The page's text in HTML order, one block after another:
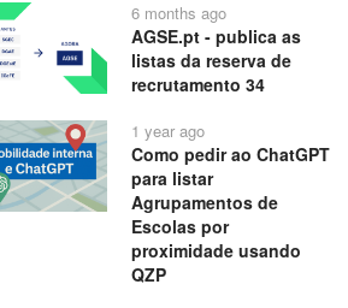
6 months ago
AGSE.pt - publica as
listas da reserva de
recrutamento 34
1 year ago
Como pedir ao ChatGPT
para listar
Agrupamentos de
Escolas por
proximidade usando
QZP